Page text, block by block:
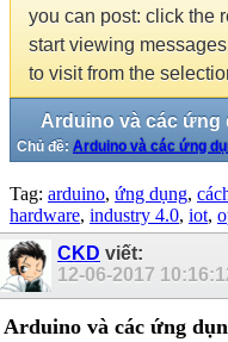
you can post: click the
start viewing
to visit from the
Arduino và các ứng
Chủ đề: Arduino và các ứng
Tag: arduino, ứng dụng,
hardware, industry 4.0, iot,
CKD viết:
12-06-2017
Arduino và các ứng